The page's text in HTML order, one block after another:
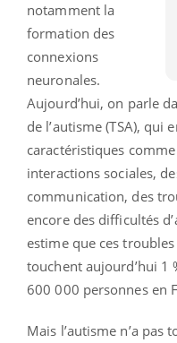
notamment la
formation des
connexions
neuronales.
Aujourd’hui, on parle
de l’autisme (TSA), qui
caractéristiques
interactions sociales,
communication, des
encore des difficultés
estime que ces
touchent aujourd’hui 1
600 000 personnes en
Mais l’autisme n’a pas